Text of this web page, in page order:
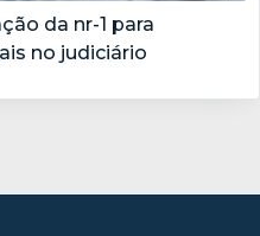
da nr-1 para
no judiciário